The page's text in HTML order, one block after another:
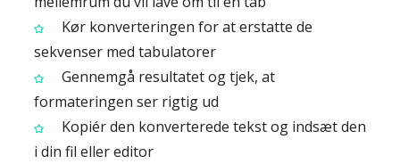
Kør konverteringen for at erstatte de
sekvenser med tabulatorer
Gennemgå resultatet og tjek, at
formateringen ser rigtig ud
Kopiér den konverterede tekst og indsæt den
i din fil eller editor